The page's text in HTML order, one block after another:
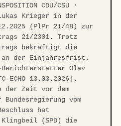
CDU/CSU ·
Lukas Krieger in der
(PlPr 21/48) zur
21/2301. Trotz
bekräftigt die
an der Einjahresfrist.
Berichterstatter Olav
13.03.2026).
der Zeit vor dem
vom
hat
Klingbeil (SPD) die